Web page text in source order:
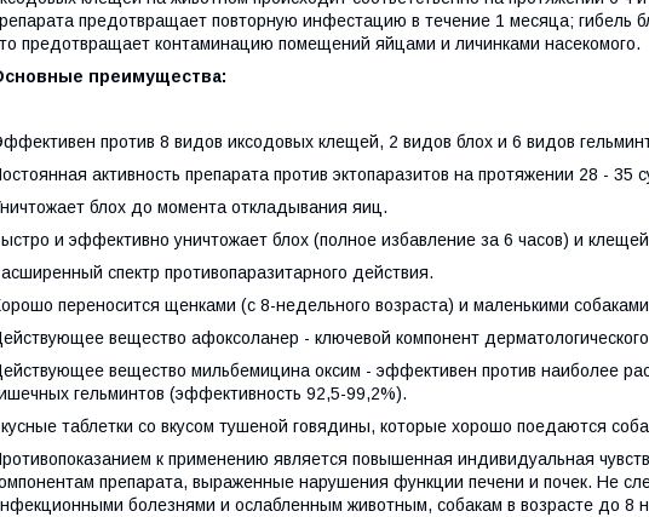
предотвращает повторную инфестацию в течение 1 месяца; гибель
предотвращает контаминацию помещений яйцами и личинками насекомого.
преимущества:
против 8 видов иксодовых клещей, 2 видов блох и 6 видов
активность препарата против эктопаразитов на протяжении 28 - 35
блох до момента откладывания яиц.
и эффективно уничтожает блох (полное избавление за 6 часов) и
спектр противопаразитарного действия.
переносится щенками (с 8-недельного возраста) и маленькими
вещество афоксоланер - ключевой компонент
вещество мильбемицина оксим - эффективен против наиболее
гельминтов (эффективность 92,5-99,2%).
таблетки со вкусом тушеной говядины, которые хорошо поедаются
к применению является повышенная индивидуальная
препарата, выраженные нарушения функции печени и почек. Не
болезнями и ослабленным животным, собакам в возрасте до 8